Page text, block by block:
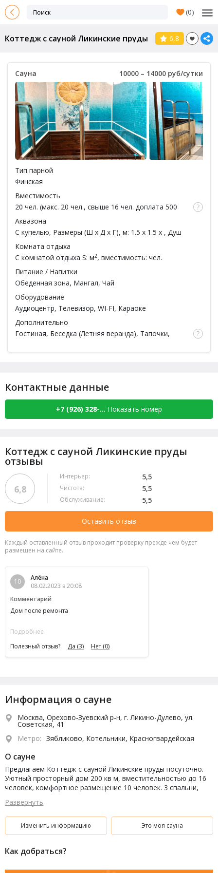
(0)
Коттедж с сауной Ликинские пруды 6,8
Сауна 10000 – 14000 руб/сутки
Тип парной
Финская
Вместимость
20 чел. (макс. 20 чел., свыше 16 чел. доплата 500
Аквазона
С купелью, Размеры (Ш x Д x Г), м: 1.5 x 1.5 x , Душ
Комната отдыха
С комнатой отдыха S: м2, вместимость: чел.
Питание / Напитки
Обеденная зона, Мангал, Чай
Оборудование
Аудиоцентр, Телевизор, WI-FI, Караоке
Дополнительно
Гостиная, Беседка (Летняя веранда), Тапочки,
Мочалка, Посуда, Ароматы для парной,Есть
Контактные данные
+7 (926) 328-... Показать номер
Коттедж с сауной Ликинские пруды
отзывы
6,8
Интерьер: 5,5
Чистота: 5,5
Обслуживание: 5,5
Оставить отзыв
Каждый оставленный отзыв проходит проверку прежде чем будет
размещен на сайте.
10
Алёна
08.02.2023 в 20:08
Комментарий
Дом после ремонта
Подробнее
Полезный отзыв?
Да (3) Нет (0)
Информация о сауне
Москва, Орехово-Зуевский р-н, г. Ликино-Дулево, ул.
Советская, 41
Метро: Зябликово, Котельники, Красногвардейская
О сауне
Предлагаем Коттедж с сауной Ликинские пруды посуточно.
Уютный просторный дом 200 кв м, вместительностью до 16
человек, комфортное размещение 10 человек. 3 спальни,
мангальная. Банкетный зал на 16 человек, кухня
(холодильник, электрический чайник, микроволновая печь),
комната отдыха с мягкой мебелью(спутниковое телевидение,
DVD, караоке). Возможен заказ еды и напитков из ресторана
Развернуть
Изменить информацию Это моя сауна
Как добраться?